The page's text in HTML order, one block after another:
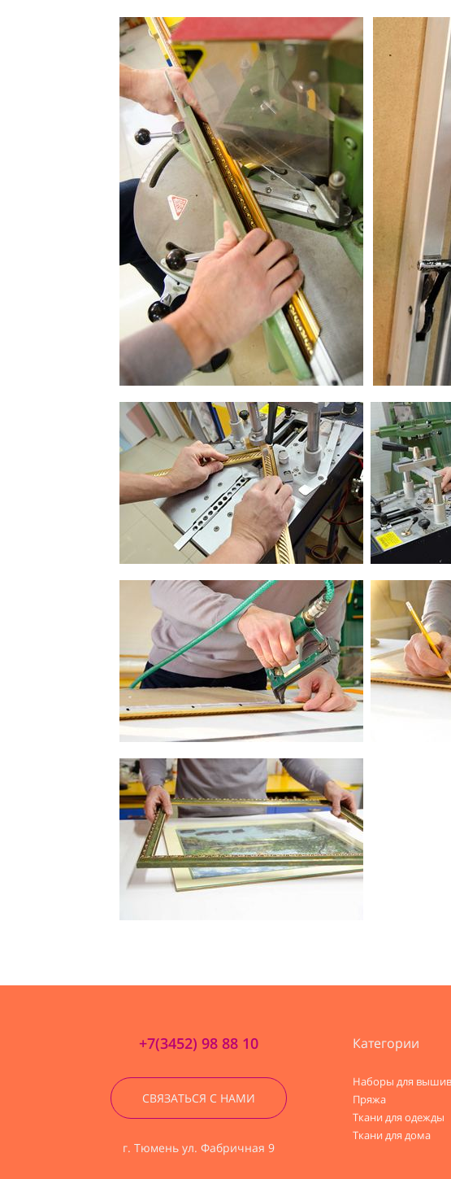
+7(3452) 98 88 10
СВЯЗАТЬСЯ С НАМИ
г. Тюмень ул. Фабричная 9
Категории
Наборы для
Пряжа
Ткани для одежды
Ткани для дома